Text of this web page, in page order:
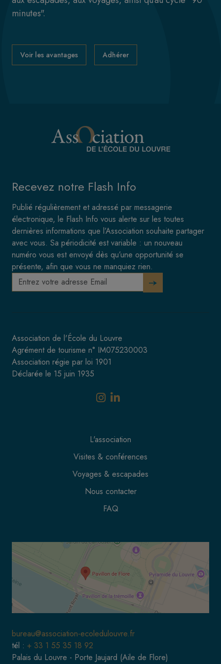
minutes".
Voir les avantages Adhérer
Recevez notre Flash Info
Publié régulièrement et adressé par messagerie
électronique, le Flash Info vous alerte sur les toutes
dernières informations que l’Association souhaite partager
avec vous. Sa périodicité est variable : un nouveau
numéro vous est envoyé dès qu’une opportunité se
présente, afin que vous ne manquiez rien.
Association de l'École du Louvre
Agrément de tourisme n° IM075230003
Association régie par loi 1901
Déclarée le 15 juin 1935
L'association
Visites & conférences
Voyages & escapades
Nous contacter
FAQ
bureau@association-ecoledulouvre.fr
tél : + 33 1 55 35 18 92
Palais du Louvre - Porte Jaujard (Aile de Flore)